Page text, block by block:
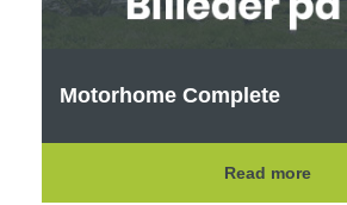
Motorhome Complete
Read more